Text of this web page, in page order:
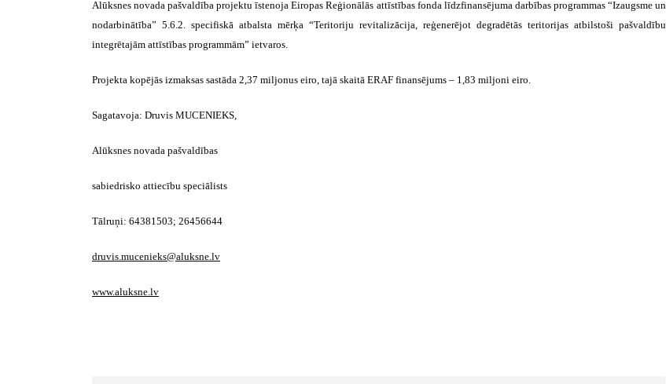
Alūksnes novada pašvaldība projektu īstenoja Eiropas Reģionālās attīstības fonda līdzfinansējuma darbības programmas “Izaugsme un
nodarbinātība” 5.6.2. specifiskā atbalsta mērķa “Teritoriju revitalizācija, reģenerējot degradētās teritorijas atbilstoši pašvaldību
integrētajām attīstības programmām” ietvaros.
Projekta kopējās izmaksas sastāda 2,37 miljonus eiro, tajā skaitā ERAF finansējums – 1,83 miljoni eiro.
Sagatavoja: Druvis MUCENIEKS,
Alūksnes novada pašvaldības
sabiedrisko attiecību speciālists
Tālruņi: 64381503; 26456644
druvis.mucenieks@aluksne.lv
www.aluksne.lv